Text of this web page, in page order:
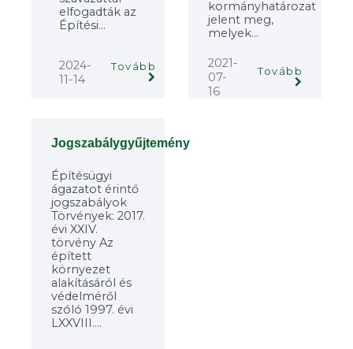
elfogadták az
Építési...
2024-
11-14
Tovább
kormányhatározat
jelent meg,
melyek...
2021-
07-
16
Tovább
Jogszabálygyűjtemény
Építésügyi
ágazatot érintő
jogszabályok
Törvények: 2017.
évi XXIV.
törvény Az
épített
környezet
alakításáról és
védelméről
szóló 1997. évi
LXXVIII....